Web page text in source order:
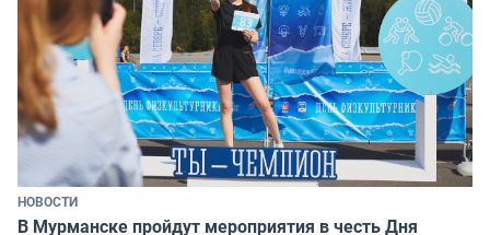
НОВОСТИ
В Мурманске пройдут мероприятия в честь Дня